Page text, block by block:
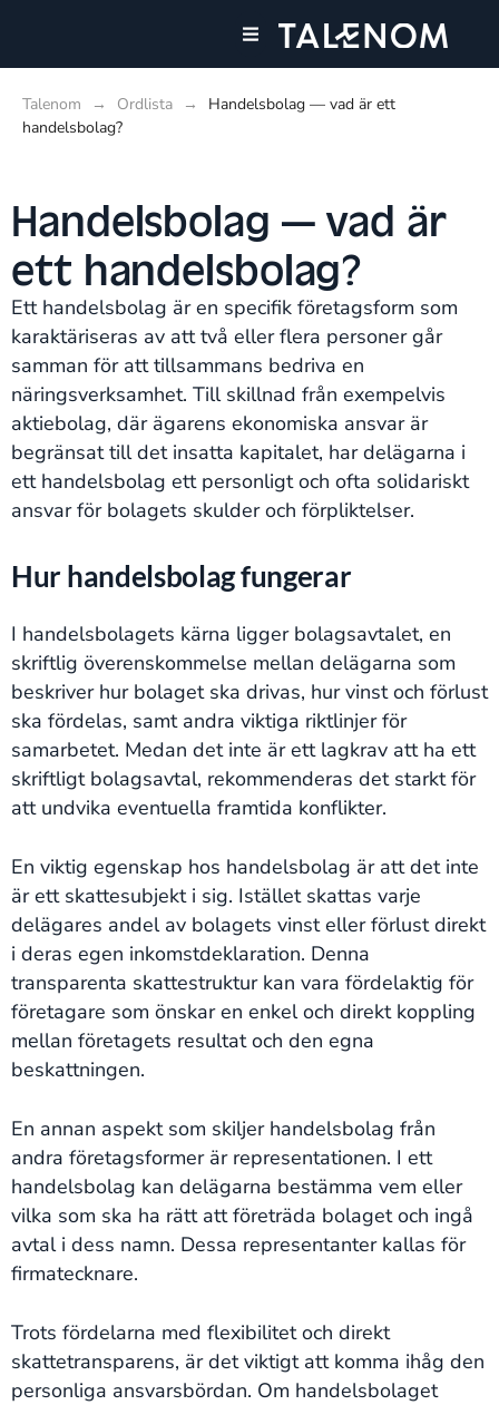
Talenom → Ordlista →
Handelsbolag — vad är ett
handelsbolag?
Handelsbolag — vad är
ett handelsbolag?
Ett handelsbolag är en specifik företagsform som
karaktäriseras av att två eller flera personer går
samman för att tillsammans bedriva en
näringsverksamhet. Till skillnad från exempelvis
aktiebolag, där ägarens ekonomiska ansvar är
begränsat till det insatta kapitalet, har delägarna i
ett handelsbolag ett personligt och ofta solidariskt
ansvar för bolagets skulder och förpliktelser.
Hur handelsbolag fungerar
I handelsbolagets kärna ligger bolagsavtalet, en
skriftlig överenskommelse mellan delägarna som
beskriver hur bolaget ska drivas, hur vinst och förlust
ska fördelas, samt andra viktiga riktlinjer för
samarbetet. Medan det inte är ett lagkrav att ha ett
skriftligt bolagsavtal, rekommenderas det starkt för
att undvika eventuella framtida konflikter.
En viktig egenskap hos handelsbolag är att det inte
är ett skattesubjekt i sig. Istället skattas varje
delägares andel av bolagets vinst eller förlust direkt
i deras egen inkomstdeklaration. Denna
transparenta skattestruktur kan vara fördelaktig för
företagare som önskar en enkel och direkt koppling
mellan företagets resultat och den egna
beskattningen.
En annan aspekt som skiljer handelsbolag från
andra företagsformer är representationen. I ett
handelsbolag kan delägarna bestämma vem eller
vilka som ska ha rätt att företräda bolaget och ingå
avtal i dess namn. Dessa representanter kallas för
firmatecknare.
Trots fördelarna med flexibilitet och direkt
skattetransparens, är det viktigt att komma ihåg den
personliga ansvarsbördan. Om handelsbolaget